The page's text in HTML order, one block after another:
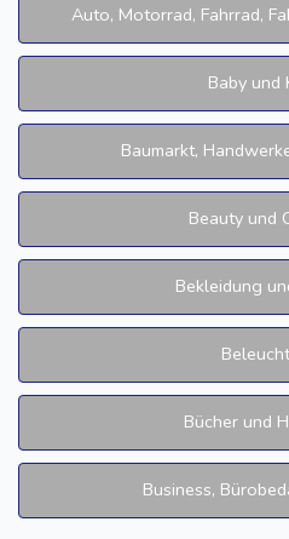
Auto, Motorrad, Fahrrad,
Baby und
Baumarkt,
Beauty und
Bekleidung
Bücher und
Business,